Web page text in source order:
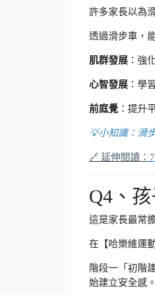
許多家長以為
透過滑步車，
肌群發展 ：強
心智發展 ：學
前庭覺 ：提升
💡小知識：滑
🔗 延伸閱讀：
Q4、
這是家長最常
在【哈樂維運
階段一「初階
始建立安全感。